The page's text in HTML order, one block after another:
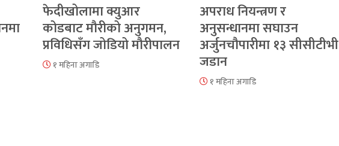
फेदीखोलामा क्युआर
कोडबाट मौरीको अनुगमन,
प्रविधिसँग जोडियो मौरीपालन
१ महिना अगाडि
अपराध नियन्त्रण र
अनुसन्धानमा सघाउन
अर्जुनचौपारीमा १३ सीसीटीभी
जडान
१ महिना अगाडि